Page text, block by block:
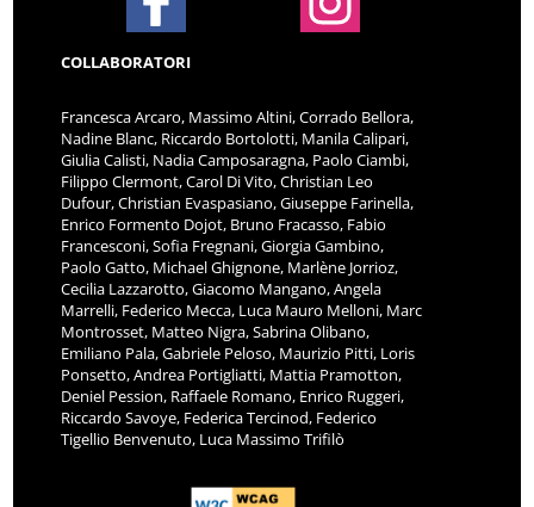
COLLABORATORI
Francesca Arcaro, Massimo Altini, Corrado Bellora,
Nadine Blanc, Riccardo Bortolotti, Manila Calipari,
Giulia Calisti, Nadia Camposaragna, Paolo Ciambi,
Filippo Clermont, Carol Di Vito, Christian Leo
Dufour, Christian Evaspasiano, Giuseppe Farinella,
Enrico Formento Dojot, Bruno Fracasso, Fabio
Francesconi, Sofia Fregnani, Giorgia Gambino,
Paolo Gatto, Michael Ghignone, Marlène Jorrioz,
Cecilia Lazzarotto, Giacomo Mangano, Angela
Marrelli, Federico Mecca, Luca Mauro Melloni, Marc
Montrosset, Matteo Nigra, Sabrina Olibano,
Emiliano Pala, Gabriele Peloso, Maurizio Pitti, Loris
Ponsetto, Andrea Portigliatti, Mattia Pramotton,
Deniel Pession, Raffaele Romano, Enrico Ruggeri,
Riccardo Savoye, Federica Tercinod, Federico
Tigellio Benvenuto, Luca Massimo Trifilò